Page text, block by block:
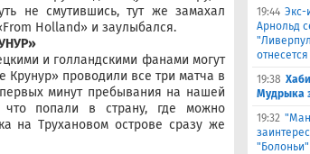
не смутившись, тут же замахал
Holland» и заулыбался.
и голландскими фанами могут
Крунур» проводили все три матча в
минут пребывания на нашей
что попали в страну, где можно
на Трухановом острове сразу же
19:44 Экс-
Арнольд
19:38
Мудрыка
19:32
"Болоньи"